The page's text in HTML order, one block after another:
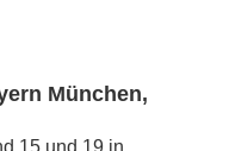
München,
15 und 19 in